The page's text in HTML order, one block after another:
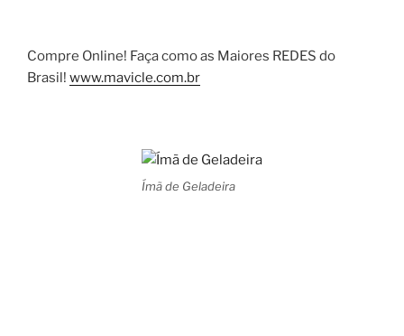
Compre Online! Faça como as Maiores REDES do
Brasil! www.mavicle.com.br
Ímã de Geladeira